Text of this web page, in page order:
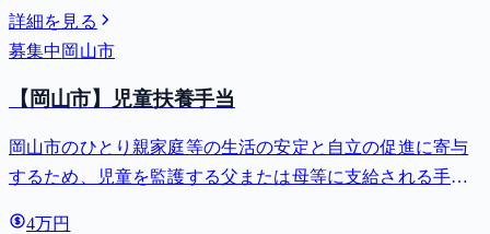
詳細を見る
募集中 岡山市
【岡山市】児童扶養手当
岡山市のひとり親家庭等の生活の安定と自立の促進に寄与
するため、児童を監護する父または母等に支給される手
4万円